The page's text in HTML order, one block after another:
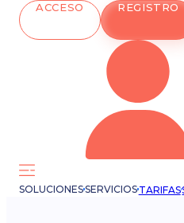
ACCESO REGISTRO
SOLUCIONESSERVICIOSTARIFAS